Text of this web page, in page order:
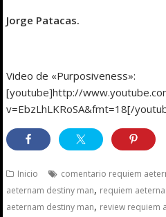
Jorge Patacas.
Video de «Purposiveness»:
[youtube]http://
v=EbzLhLKRoSA&fmt=18[/
Inicio comentario requiem
aeternam destiny man, requiem
aeternam destiny man, review requiem